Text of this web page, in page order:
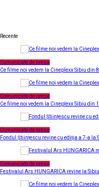
Recente
Comunicate de presa
Ce filme noi vedem la Cineplexx Sibiu din
Comunicate de presa
Ce filme noi vedem la Cineplexx Sibiu din
Comunicate de presa
Fondul Științescu revine cu ediția a 7-a la
Comunicate de presa
Festivalul Ars HUNGARICA revine la